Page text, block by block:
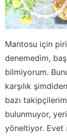
Mantosu için
denemedim,
bilmiyorum.
karşılık
bazı
bulunmuyor,
yöneltiyor. Evet